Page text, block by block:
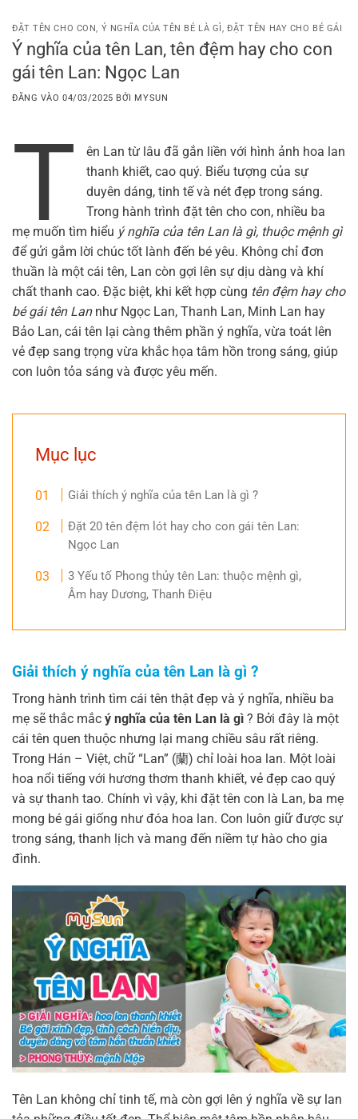
qua
nội
dung
ĐẶT TÊN CHO CON, Ý NGHĨA CỦA TÊN BÉ LÀ GÌ,ĐẶT TÊN HAY CHO BÉ GÁI
Ý nghĩa của tên Lan, tên đệm hay cho con
gái tên Lan: Ngọc Lan
ĐĂNG VÀO04/03/2025 BỞI MYSUN
T
ên Lan từ lâu đã gắn liền với hình ảnh hoa lan
thanh khiết, cao quý. Biểu tượng của sự
duyên dáng, tinh tế và nét đẹp trong sáng.
Trong hành trình đặt tên cho con, nhiều ba
mẹ muốn tìm hiểu ý nghĩa của tên Lan là gì, thuộc mệnh gì
để gửi gắm lời chúc tốt lành đến bé yêu. Không chỉ đơn
thuần là một cái tên, Lan còn gợi lên sự dịu dàng và khí
chất thanh cao. Đặc biệt, khi kết hợp cùng tên đệm hay cho
bé gái tên Lannhư Ngọc Lan, Thanh Lan, Minh Lan hay
Bảo Lan, cái tên lại càng thêm phần ý nghĩa, vừa toát lên
vẻ đẹp sang trọng vừa khắc họa tâm hồn trong sáng, giúp
con luôn tỏa sáng và được yêu mến.
Mục lục
Giải thích ý nghĩa của tên Lan là gì ?
Đặt 20 tên đệm lót hay cho con gái tên Lan:
Ngọc Lan
3 Yếu tố Phong thủy tên Lan: thuộc mệnh gì,
Âm hay Dương, Thanh Điệu
Giải thích ý nghĩa của tên Lan là gì ?
Trong hành trình tìm cái tên thật đẹp và ý nghĩa, nhiều ba
mẹ sẽ thắc mắc ý nghĩa của tên Lan là gì ? Bởi đây là một
cái tên quen thuộc nhưng lại mang chiều sâu rất riêng.
Trong Hán – Việt, chữ “Lan” (蘭) chỉ loài hoa lan. Một loài
hoa nổi tiếng với hương thơm thanh khiết, vẻ đẹp cao quý
và sự thanh tao. Chính vì vậy, khi đặt tên con là Lan, ba mẹ
mong bé gái giống như đóa hoa lan. Con luôn giữ được sự
trong sáng, thanh lịch và mang đến niềm tự hào cho gia
đình.
Tên Lan không chỉ tinh tế, mà còn gợi lên ý nghĩa về sự lan